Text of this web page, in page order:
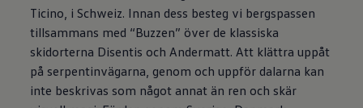
Ticino, i Schweiz. Innan dess besteg vi bergspassen
tillsammans med “Buzzen” över de klassiska
skidorterna Disentis och Andermatt. Att klättra uppåt
på serpentinvägarna, genom och uppför dalarna kan
inte beskrivas som något annat än ren och skär